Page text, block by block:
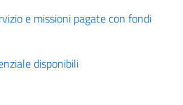
e missioni pagate con fondi
disponibili